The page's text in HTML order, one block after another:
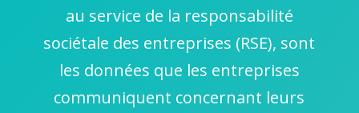
au service de la responsabilité
sociétale des entreprises (RSE), sont
les données que les entreprises
communiquent concernant leurs